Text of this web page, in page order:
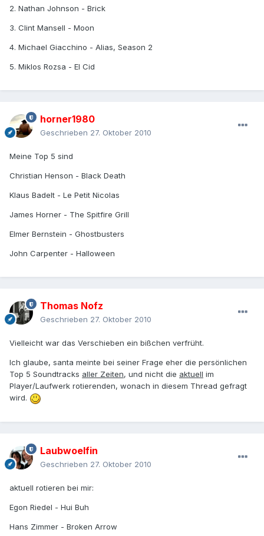
2. Nathan Johnson - Brick
3. Clint Mansell - Moon
4. Michael Giacchino - Alias, Season 2
5. Miklos Rozsa - El Cid
horner1980
Geschrieben 27. Oktober 2010
Meine Top 5 sind
Christian Henson - Black Death
Klaus Badelt - Le Petit Nicolas
James Horner - The Spitfire Grill
Elmer Bernstein - Ghostbusters
John Carpenter - Halloween
Thomas Nofz
Geschrieben 27. Oktober 2010
Vielleicht war das Verschieben ein bißchen verfrüht.
Ich glaube, santa meinte bei seiner Frage eher die persönlichen
Top 5 Soundtracks aller Zeiten, und nicht die aktuell im
Player/Laufwerk rotierenden, wonach in diesem Thread gefragt
wird.
Laubwoelfin
Geschrieben 27. Oktober 2010
aktuell rotieren bei mir:
Egon Riedel - Hui Buh
Hans Zimmer - Broken Arrow